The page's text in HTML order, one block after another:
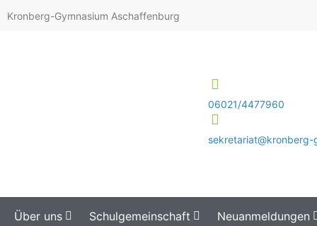
Kronberg-Gymnasium Aschaffenburg
06021/4477960
sekretariat@kronberg-
Über uns Schulgemeinschaft Neuanmeldungen